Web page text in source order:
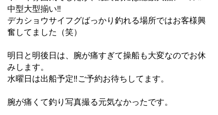
中型大型揃い‼︎
デカショウサイフグばっかり釣れる場所ではお客様興
奮してました（笑）
明日と明後日は、腕が痛すぎて操船も大変なのでお休
みします。
水曜日は出船予定‼︎ご予約お待ちしてます。
腕が痛くて釣り写真撮る元気なかったです。